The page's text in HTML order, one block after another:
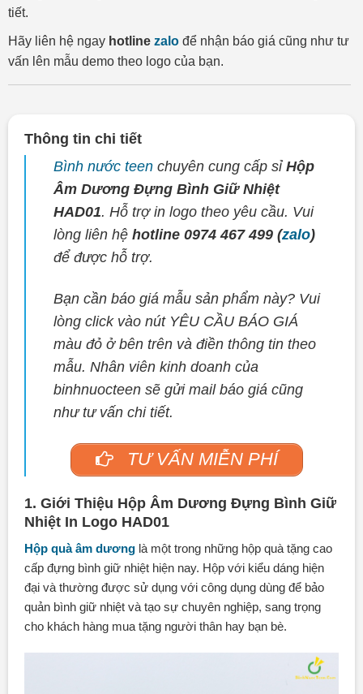
tiết.
Hãy liên hệ ngay hotline zalo để nhận báo giá cũng như tư
vấn lên mẫu demo theo logo của bạn.
Thông tin chi tiết
Bình nước teenchuyên cung cấp sỉHộp
Âm Dương Đựng Bình Giữ Nhiệt
HAD01. Hỗ trợ in logo theo yêu cầu. Vui
lòng liên hệ hotline 0974 467 499 (zalo)
để được hỗ trợ.
Bạn cần báo giá mẫu sản phẩm này? Vui
lòng click vào nút YÊU CẦU BÁO GIÁ
màu đỏ ở bên trên và điền thông tin theo
mẫu. Nhân viên kinh doanh của
binhnuocteen sẽ gửi mail báo giá cũng
như tư vấn chi tiết.
TƯ VẤN MIỄN PHÍ
1. Giới Thiệu Hộp Âm Dương Đựng Bình Giữ
Nhiệt In Logo HAD01
Hộp quà âm dươnglà một trong những hộp quà tặng cao
cấp đựng bình giữ nhiệt hiện nay. Hộp với kiểu dáng hiện
đại và thường được sử dụng với công dụng dùng để bảo
quản bình giữ nhiệt và tạo sự chuyên nghiệp, sang trọng
cho khách hàng mua tặng người thân hay bạn bè.